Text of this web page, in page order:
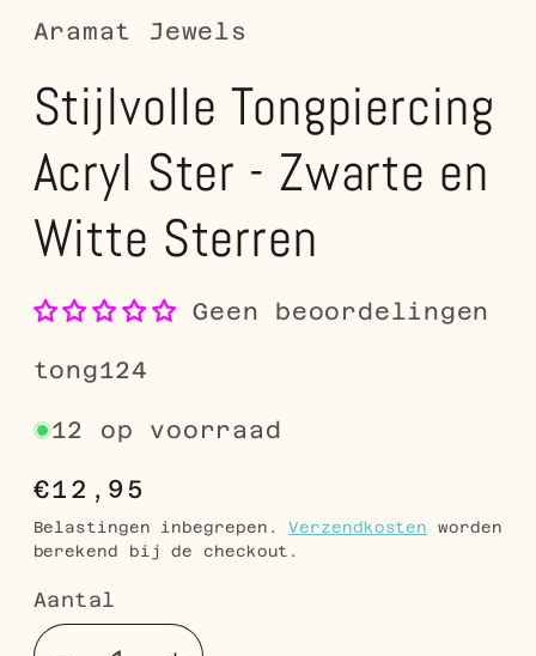
Aramat Jewels
Stijlvolle Tongpiercing
Acryl Ster - Zwarte en
Witte Sterren
Geen beoordelingen
SKU:
tong124
12 op voorraad
Normale
prijs
€12,95
Belastingen inbegrepen.Verzendkosten worden
berekend bij de checkout.
Aantal
Aantal